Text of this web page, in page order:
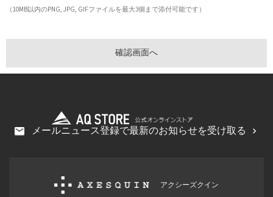
（10MB以内のPNG, JPG, GIFファイルを最大3個まで添付可能です）
メールニュース登録で最新のお知らせを受け取る
アクシーズクイン